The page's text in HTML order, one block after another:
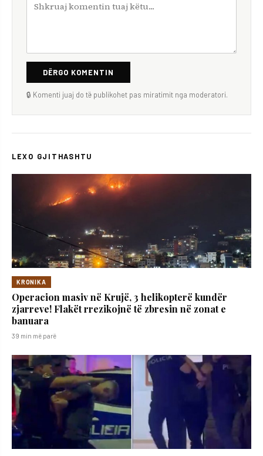
DËRGO KOMENTIN
🔒 Komenti juaj do të publikohet pas miratimit nga moderatori.
LEXO GJITHASHTU
KRONIKA
Operacion masiv në Krujë, 3 helikopterë kundër
zjarreve! Flakët rrezikojnë të zbresin në zonat e
banuara
39 min më parë